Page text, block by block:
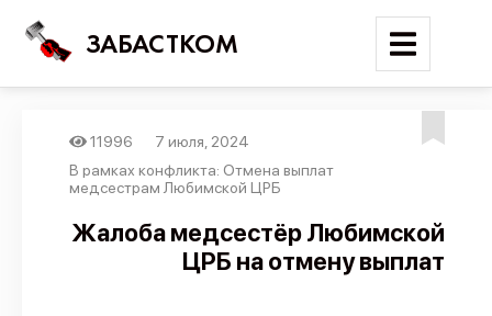
ЗАБАСТКОМ
Войти
Поиск
Новости
11996
7 июля, 2024
В рамках конфликта: Отмена выплат
медсестрам Любимской ЦРБ
Жалоба медсестёр Любимской
ЦРБ на отмену выплат